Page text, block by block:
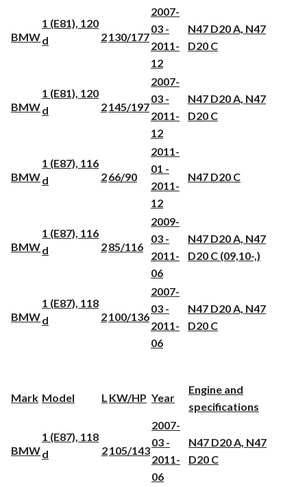
BMW
1 (E81), 120
d
2130/177
2007-
03 -
2011-
12
N47 D20 A, N47
D20 C
BMW
1 (E81), 120
d
2145/197
2007-
03 -
2011-
12
N47 D20 A, N47
D20 C
BMW
1 (E87), 116
d
266/90
2011-
01 -
2011-
12
N47 D20 C
BMW
1 (E87), 116
d
285/116
2009-
03 -
2011-
06
N47 D20 A, N47
D20 C (09,10-,)
BMW
1 (E87), 118
d
2100/136
2007-
03 -
2011-
06
N47 D20 A, N47
D20 C
Mark Model L KW/HP Year
Engine and
specifications
BMW
1 (E87), 118
d
2105/143
2007-
03 -
2011-
06
N47 D20 A, N47
D20 C